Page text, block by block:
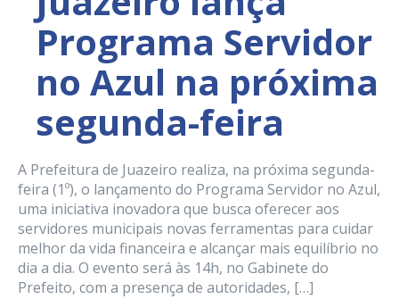
Programa Servidor
no Azul na próxima
segunda-feira
A Prefeitura de Juazeiro realiza, na próxima segunda-
feira (1º), o lançamento do Programa Servidor no Azul,
uma iniciativa inovadora que busca oferecer aos
servidores municipais novas ferramentas para cuidar
melhor da vida financeira e alcançar mais equilíbrio no
dia a dia. O evento será às 14h, no Gabinete do
Prefeito, com a presença de autoridades, […]